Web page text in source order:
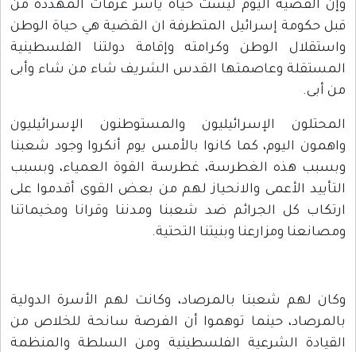
وإن القضية اليوم ليست حياة ياسر عرفات المهددة من
قبل حكومة إسرائيل المتطرفة ان القضية هي حياة الوطن
واستقلال الوطن وكرامته وإقامة دولتنا الفلسطينية
المستقلة وعاصمتها القدس الشريف شاء من شاء وأبى
من أبى.
المحتلون الإسرائيليون والمستوطنون الإسرائيليون
واهمون اليوم، كما كانوا بالأمس يوم أنكروا وجود شعبنا
وبسبب هذه الغطرسة، غطرسة القوة العمياء، وبسبب
التأييد الأعمى والانحياز لهم من بعض القوى أقدموا على
ارتكاب كل الجرائم ضد شعبنا ومدننا وقرانا ومخيماتنا
ومصانعنا ومزارعنا وبنيتنا التحتية.
وكان لهم شعبنا بالمرصاد، وكانت لهم الأسرة الدولية
بالمرصاد، حينما توهموا أن الفرصة سانحة للخلاص من
القيادة الشرعية الفلسطينية ومن السلطة والمنظمة